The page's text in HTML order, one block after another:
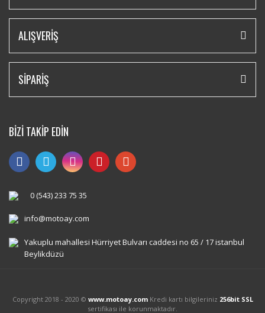
ALIŞVERİŞ
SİPARİŞ
BİZİ TAKİP EDİN
0 (543) 233 75 35
info@motoay.com
Yakuplu mahallesi Hürriyet Bulvarı caddesi no 65 / 17 istanbul
Beylikdüzü
Copyright 2018 - 2020 © www.motoay.comKredi kartı bilgileriniz 256bit SSL
sertifikası ile korunmaktadır.